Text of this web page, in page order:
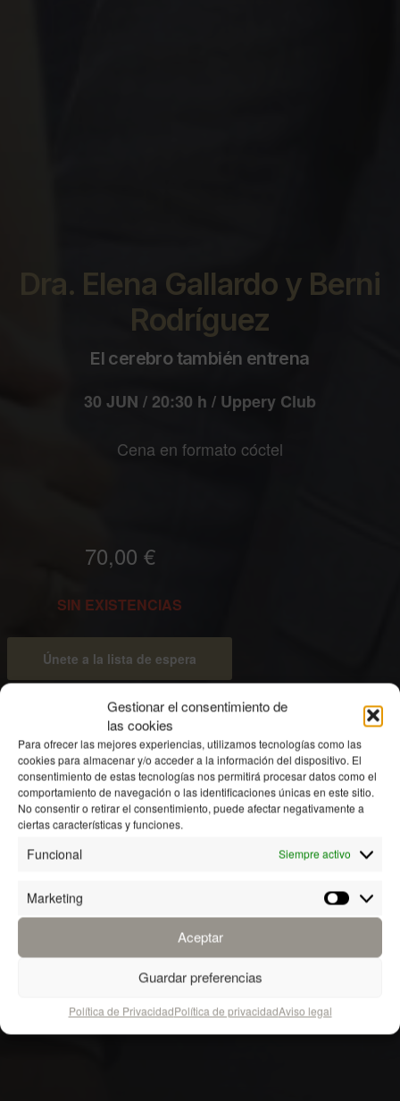
Gestionar el consentimiento de
las cookies
Para ofrecer las mejores experiencias, utilizamos tecnologías como las
cookies para almacenar y/o acceder a la información del dispositivo. El
consentimiento de estas tecnologías nos permitirá procesar datos como el
comportamiento de navegación o las identificaciones únicas en este sitio.
No consentir o retirar el consentimiento, puede afectar negativamente a
ciertas características y funciones.
Funcional Siempre activo
Marketing
Aceptar
Guardar preferencias
Política de PrivacidadPolítica de privacidadAviso legal
Dra. Elena Gallardo y Berni
Rodríguez
El cerebro también entrena
30 JUN / 20:30 h / Uppery Club
Cena en formato cóctel
70,00 €
SIN EXISTENCIAS
Únete a la lista de espera